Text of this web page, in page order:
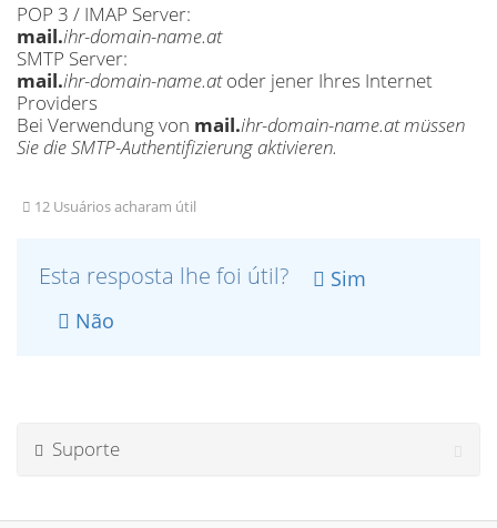
POP 3 / IMAP Server:
mail.ihr-domain-name.at
SMTP Server:
mail.ihr-domain-name.atoder jener Ihres Internet
Providers
Bei Verwendung von mail.ihr-domain-name.at müssen
Sie die SMTP-Authentifizierung aktivieren.
12 Usuários acharam útil
Esta resposta lhe foi útil?
Sim
Não
Suporte